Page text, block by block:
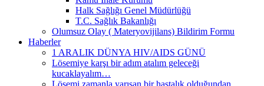
Halk Sağlığı Genel Müdürlüğü
T.C. Sağlık Bakanlığı
Olumsuz Olay ( Materyovijilans) Bildirim Formu
Haberler
1 ARALIK DÜNYA HIV/AIDS GÜNÜ
Lösemiye karşı bir adım atalım geleceği
kucaklayalım…
Lösemi zamanla yarışan bir hastalık olduğundan,